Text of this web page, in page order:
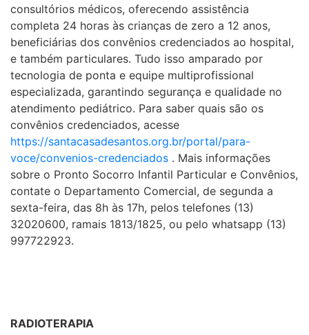
consultórios médicos, oferecendo assistência
completa 24 horas às crianças de zero a 12 anos,
beneficiárias dos convênios credenciados ao hospital,
e também particulares. Tudo isso amparado por
tecnologia de ponta e equipe multiprofissional
especializada, garantindo segurança e qualidade no
atendimento pediátrico. Para saber quais são os
convênios credenciados, acesse
https://santacasadesantos.org.br/portal/para-
voce/convenios-credenciados . Mais informações
sobre o Pronto Socorro Infantil Particular e Convênios,
contate o Departamento Comercial, de segunda a
sexta-feira, das 8h às 17h, pelos telefones (13)
32020600, ramais 1813/1825, ou pelo whatsapp (13)
997722923.
RADIOTERAPIA